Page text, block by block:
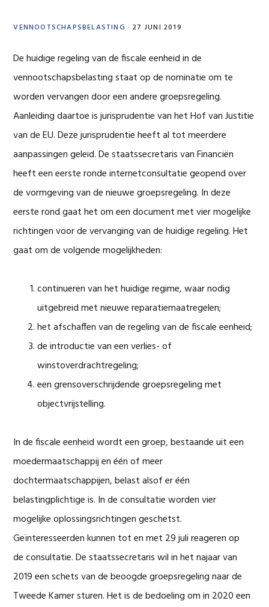
VENNOOTSCHAPSBELASTING · 27 JUNI 2019
De huidige regeling van de fiscale eenheid in de
vennootschapsbelasting staat op de nominatie om te
worden vervangen door een andere groepsregeling.
Aanleiding daartoe is jurisprudentie van het Hof van Justitie
van de EU. Deze jurisprudentie heeft al tot meerdere
aanpassingen geleid. De staatssecretaris van Financiën
heeft een eerste ronde internetconsultatie geopend over
de vormgeving van de nieuwe groepsregeling. In deze
eerste rond gaat het om een document met vier mogelijke
richtingen voor de vervanging van de huidige regeling. Het
gaat om de volgende mogelijkheden:
continueren van het huidige regime, waar nodig
uitgebreid met nieuwe reparatiemaatregelen;
het afschaffen van de regeling van de fiscale eenheid;
de introductie van een verlies- of
winstoverdrachtregeling;
een grensoverschrijdende groepsregeling met
objectvrijstelling.
In de fiscale eenheid wordt een groep, bestaande uit een
moedermaatschappij en één of meer
dochtermaatschappijen, belast alsof er één
belastingplichtige is. In de consultatie worden vier
mogelijke oplossingsrichtingen geschetst.
Geïnteresseerden kunnen tot en met 29 juli reageren op
de consultatie. De staatssecretaris wil in het najaar van
2019 een schets van de beoogde groepsregeling naar de
Tweede Kamer sturen. Het is de bedoeling om in 2020 een